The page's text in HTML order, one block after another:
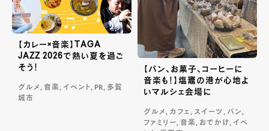
【カレー×音楽】TAGA
JAZZ 2026で熱い夏を過ご
そう！
グルメ, 音楽, イベント, PR, 多賀
城市
【パン、お菓子、コーヒーに
音楽も！】塩竈の港が心地よ
いマルシェ会場に
グルメ, カフェ, スイーツ, パン,
ファミリー, 音楽, おでかけ, イベ